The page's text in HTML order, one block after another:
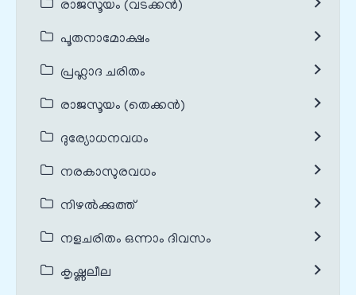
രാജസൂയം (വടക്കൻ)
പൂതനാമോക്ഷം
പ്രഹ്ലാദ ചരിതം
രാജസൂയം (തെക്കൻ)
ദുര്യോധനവധം
നരകാസുരവധം
നിഴൽക്കുത്ത്
നളചരിതം ഒന്നാം ദിവസം
കൃഷ്ണലീല